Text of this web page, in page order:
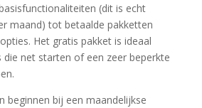
(dit is echt
maand) tot betaalde pakketten
Het gratis pakket is ideaal
net starten of een zeer beperkte
beginnen bij een maandelijkse